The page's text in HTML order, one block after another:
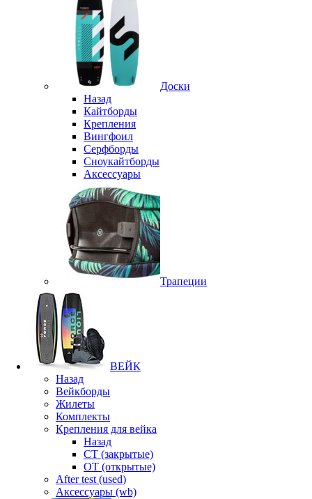
Доски
Назад
Кайтборды
Крепления
Вингфоил
Серфборды
Сноукайтборды
Аксессуары
Трапеции
ВЕЙК
Назад
Вейкборды
Жилеты
Комплекты
Крепления для вейка
Назад
CT (закрытые)
OT (открытые)
After test (used)
Аксессуары (wb)